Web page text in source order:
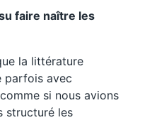
faire naître les
la littérature
parfois avec
si nous avions
structuré les